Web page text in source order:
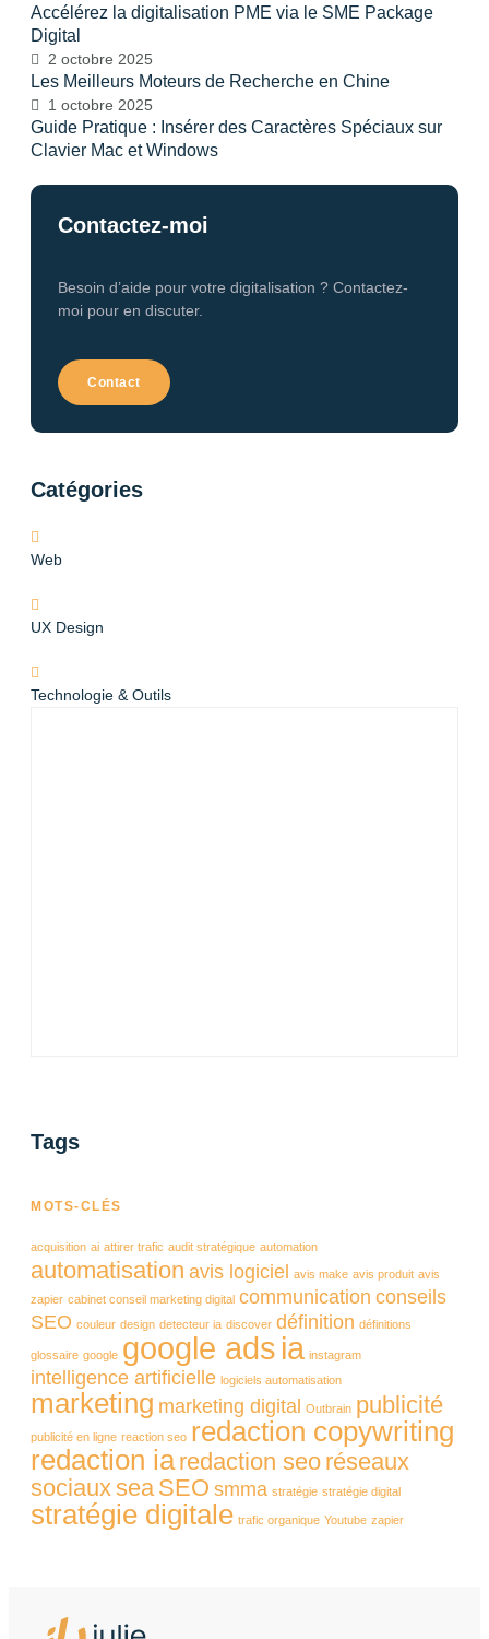
Accélérez la digitalisation PME via le SME Package
Digital
2 octobre 2025
Les Meilleurs Moteurs de Recherche en Chine
1 octobre 2025
Guide Pratique : Insérer des Caractères Spéciaux sur
Clavier Mac et Windows
Contactez-moi
Besoin d’aide pour votre digitalisation ? Contactez-
moi pour en discuter.
Contact
Catégories
Web
UX Design
Technologie & Outils
Tags
MOTS-CLÉS
acquisition ai attirer trafic audit stratégique automation
automatisation avis logiciel avis make avis produit avis
zapier cabinet conseil marketing digital communication conseils
SEO couleur design detecteur ia discover définition définitions
glossaire google google ads ia instagram
intelligence artificielle logiciels automatisation
marketing marketing digital Outbrain publicité
publicité en ligne reaction seo redaction copywriting
redaction ia redaction seo réseaux
sociauxsea SEO smma stratégie stratégie digital
stratégie digitale trafic organique Youtube zapier